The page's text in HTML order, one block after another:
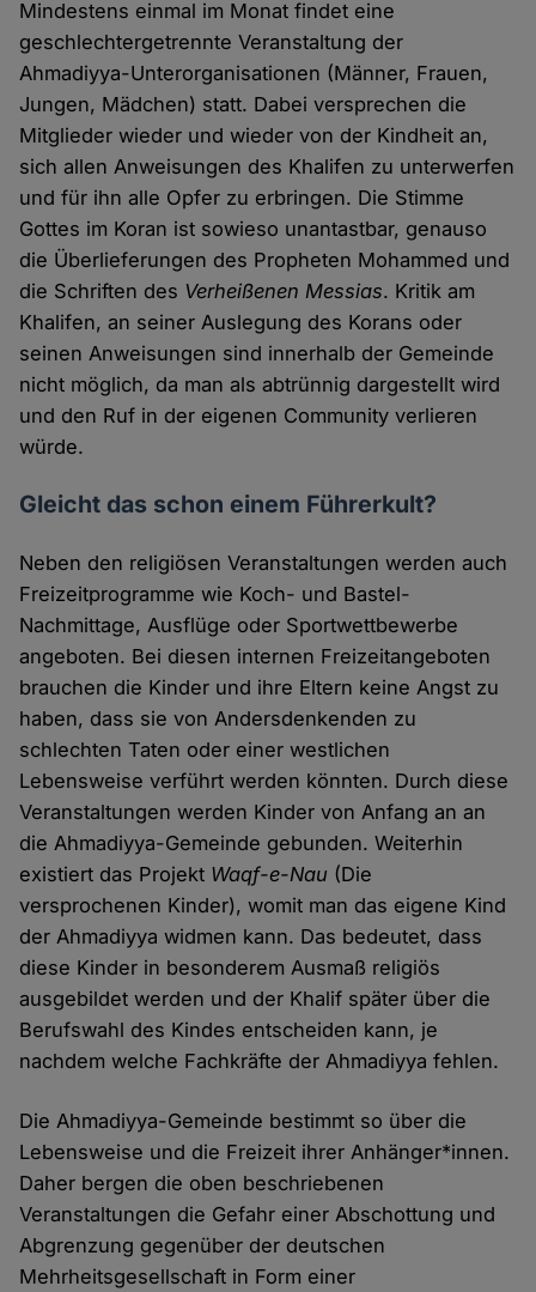
Mindestens einmal im Monat findet eine
geschlechtergetrennte Veranstaltung der
Ahmadiyya-Unterorganisationen (Männer, Frauen,
Jungen, Mädchen) statt. Dabei versprechen die
Mitglieder wieder und wieder von der Kindheit an,
sich allen Anweisungen des Khalifen zu unterwerfen
und für ihn alle Opfer zu erbringen. Die Stimme
Gottes im Koran ist sowieso unantastbar, genauso
die Überlieferungen des Propheten Mohammed und
die Schriften des Verheißenen Messias. Kritik am
Khalifen, an seiner Auslegung des Korans oder
seinen Anweisungen sind innerhalb der Gemeinde
nicht möglich, da man als abtrünnig dargestellt wird
und den Ruf in der eigenen Community verlieren
würde.
Gleicht das schon einem Führerkult?
Neben den religiösen Veranstaltungen werden auch
Freizeitprogramme wie Koch- und Bastel-
Nachmittage, Ausflüge oder Sportwettbewerbe
angeboten. Bei diesen internen Freizeitangeboten
brauchen die Kinder und ihre Eltern keine Angst zu
haben, dass sie von Andersdenkenden zu
schlechten Taten oder einer westlichen
Lebensweise verführt werden könnten. Durch diese
Veranstaltungen werden Kinder von Anfang an an
die Ahmadiyya-Gemeinde gebunden. Weiterhin
existiert das Projekt Waqf-e-Nau (Die
versprochenen Kinder), womit man das eigene Kind
der Ahmadiyya widmen kann. Das bedeutet, dass
diese Kinder in besonderem Ausmaß religiös
ausgebildet werden und der Khalif später über die
Berufswahl des Kindes entscheiden kann, je
nachdem welche Fachkräfte der Ahmadiyya fehlen.
Die Ahmadiyya-Gemeinde bestimmt so über die
Lebensweise und die Freizeit ihrer Anhänger*innen.
Daher bergen die oben beschriebenen
Veranstaltungen die Gefahr einer Abschottung und
Abgrenzung gegenüber der deutschen
Mehrheitsgesellschaft in Form einer